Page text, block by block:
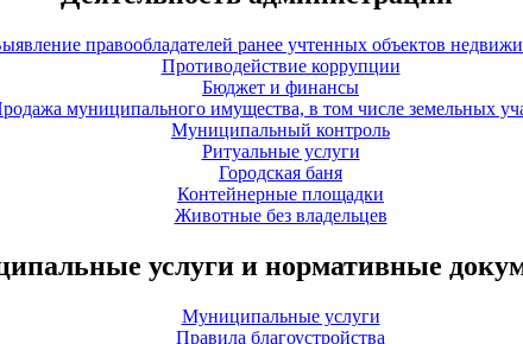
правообладателей ранее учтенных объектов
Противодействие коррупции
Бюджет и финансы
муниципального имущества, в том числе земельных
Муниципальный контроль
Ритуальные услуги
Городская баня
Контейнерные площадки
Животные без владельцев
услуги и нормативные
Муниципальные услуги
Правила благоустройства